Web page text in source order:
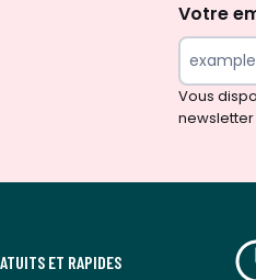
et
de
Votre
Vous
ET RAPIDES